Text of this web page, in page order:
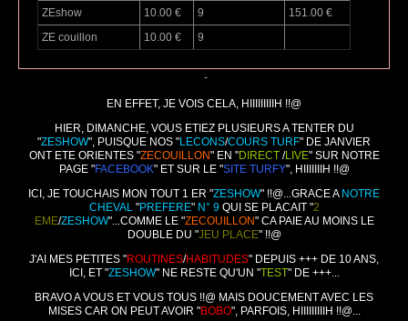
ZEshow
10.00 € 9
151.00 €
ZE couillon
10.00 € 9
-
EN EFFET, JE VOIS CELA, HIIIIIIIIIH !!@
HIER, DIMANCHE, VOUS ETIEZ PLUSIEURS A TENTER DU
"ZESHOW", PUISQUE NOS "LECONS/COURS TURF" DE JANVIER
ONT ETE ORIENTES "ZECOUILLON" EN "DIRECT/LIVE" SUR NOTRE
PAGE "FACEBOOK" ET SUR LE "SITE TURFY", HIIIIIIIH !!@
ICI, JE TOUCHAIS MON TOUT 1 ER "ZESHOW" !!@...GRACE A NOTRE
CHEVAL"PREFERE" N° 9QUI SE PLACAIT "2
EME/ZESHOW"...COMME LE "ZECOUILLON" CA PAIE AU MOINS LE
DOUBLE DU "JEU PLACE" !!@
J'AI MES PETITES "ROUTINES/HABITUDES" DEPUIS +++ DE 10 ANS,
ICI, ET "ZESHOW" NE RESTE QU'UN "TEST" DE +++...
BRAVO A VOUS ET VOUS TOUS !!@ MAIS DOUCEMENT AVEC LES
MISES CAR ON PEUT AVOIR "BOBO", PARFOIS, HIIIIIIIIIH !!@...